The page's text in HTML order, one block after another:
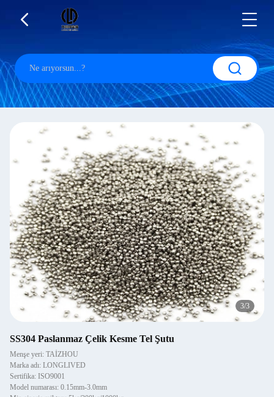
3/3
SS304 Paslanmaz Çelik Kesme Tel Şutu
Menşe yeri: TAİZHOU
Marka adı: LONGLIVED
Sertifika: ISO9001
Model numarası: 0.15mm-3.0mm